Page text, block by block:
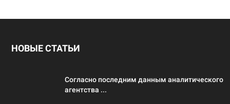
НОВЫЕ СТАТЬИ
Согласно последним данным аналитического
агентства ...